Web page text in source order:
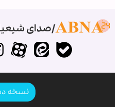
صدای
نسخه